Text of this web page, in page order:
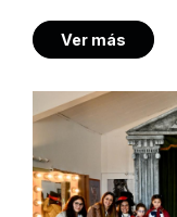
Ver más